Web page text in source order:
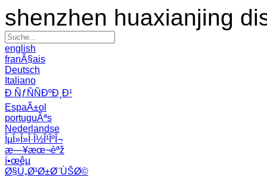
shenzhen huaxianjing
english
franÃ§ais
Deutsch
Italiano
Ð ÑƒÑÑÐºÐ¸Ð¹
EspaÃ±ol
portuguÃªs
Nederlandse
ÎµÎ»Î»Î·Î½Î¹ÎºÎ¬
æ—¥æœ¬èªž
í•œêµ­
Ø§Ù„Ø¹Ø±Ø¨ÙŠØ©